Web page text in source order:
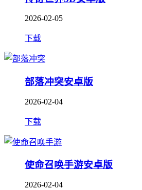
2026-02-05
下载
部落冲突安卓版
2026-02-04
下载
使命召唤手游安卓版
2026-02-04